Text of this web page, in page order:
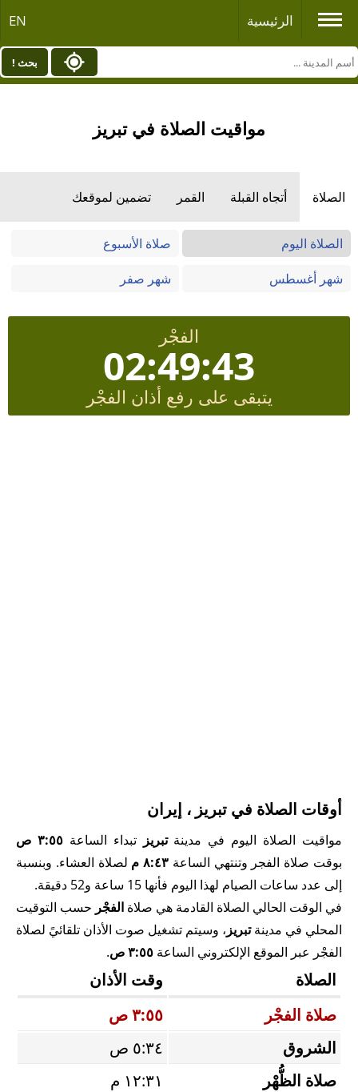
الرئيسية EN
بحث !
مواقيت الصلاة في تبريز
الصلاة أتجاه القبلة القمر تضمين لموقعك
الصلاة اليوم
صلاة الأسبوع
شهر أغسطس
شهر صفر
الفجْر
02:49:43
يتبقى على رفع أذان الفجْر
أوقات الصلاة في تبريز ، إيران
مواقيت الصلاة اليوم في مدينةتبريز تبداء الساعة٣:٥٥ ص
بوقت صلاة الفجر وتنتهي الساعة ٨:٤٣ م
لصلاة العشاء. وبنسبة
إلى عدد ساعات الصيام لهذا اليوم فأنها 15 ساعة و52 دقيقة.
في الوقت الحالي الصلاة القادمة هي صلاة الفجْر حسب التوقيت
المحلي في مدينةتبريز ، وسيتم تشغيل صوت الأذان تلقائيً لصلاة
الفجْر عبر الموقع الإلكتروني الساعة ٣:٥٥ ص .
الصلاة
وقت الأذان
صلاة الفجْر
٣:٥٥ ص
الشروق
٥:٣٤ ص
صلاة الظُّهْر
١٢:٣١ م